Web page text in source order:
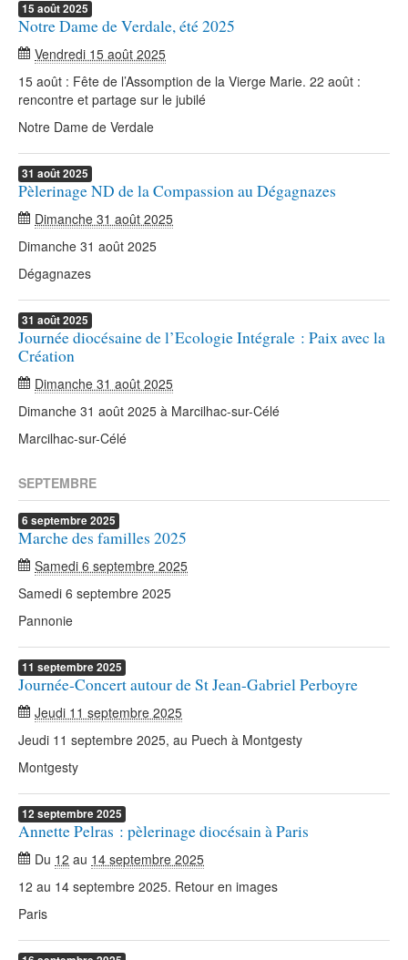
15 août2025
Notre Dame de Verdale, été 2025
Vendredi 15 août 2025
15 août : Fête de l’Assomption de la Vierge Marie. 22 août :
rencontre et partage sur le jubilé
Notre Dame de Verdale
31 août2025
Pèlerinage ND de la Compassion au Dégagnazes
Dimanche 31 août 2025
Dimanche 31 août 2025
Dégagnazes
31 août2025
Journée diocésaine de l’Ecologie Intégrale : Paix avec la
Création
Dimanche 31 août 2025
Dimanche 31 août 2025 à Marcilhac-sur-Célé
Marcilhac-sur-Célé
SEPTEMBRE
6 septembre2025
Marche des familles 2025
Samedi 6 septembre 2025
Samedi 6 septembre 2025
Pannonie
11 septembre2025
Journée-Concert autour de St Jean-Gabriel Perboyre
Jeudi 11 septembre 2025
Jeudi 11 septembre 2025, au Puech à Montgesty
Montgesty
12 septembre2025
Annette Pelras : pèlerinage diocésain à Paris
Du 12 au 14 septembre 2025
12 au 14 septembre 2025. Retour en images
Paris